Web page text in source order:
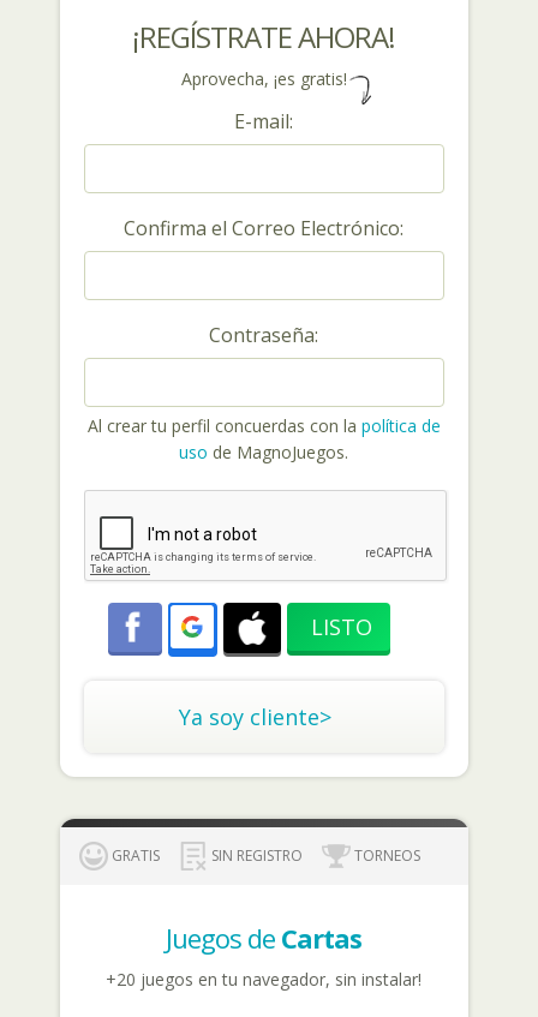
¡REGÍSTRATE AHORA!
Aprovecha, ¡es gratis!
E-mail:
Confirma el Correo Electrónico:
Contraseña:
Al crear tu perfil concuerdas con la política de
uso de MagnoJuegos.
Ya soy cliente>
GRATIS SIN REGISTRO TORNEOS
Juegos de Cartas
+20 juegos en tu navegador, sin instalar!